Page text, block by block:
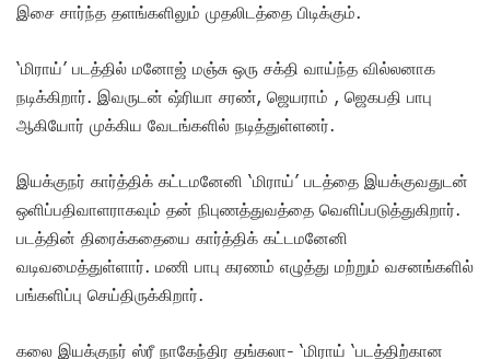
இசை சார்ந்த தளங்களிலும் முதலிடத்தை பிடிக்கும்.
‘மிராய்’ படத்தில் மனோஜ் மஞ்சு ஒரு சக்தி வாய்ந்த வில்லனாக
நடிக்கிறார். இவருடன் ஷ்ரியா சரண், ஜெயராம் , ஜெகபதி பாபு
ஆகியோர் முக்கிய வேடங்களில் நடித்துள்ளனர்.
இயக்குநர் கார்த்திக் கட்டமனேனி ‘மிராய்’ படத்தை இயக்குவதுடன்
ஒளிப்பதிவாளராகவும் தன் நிபுணத்துவத்தை வெளிப்படுத்துகிறார்.
படத்தின் திரைக்கதையை கார்த்திக் கட்டமனேனி
வடிவமைத்துள்ளார். மணி பாபு கரணம் எழுத்து மற்றும் வசனங்களில்
பங்களிப்பு செய்திருக்கிறார்.
கலை இயக்குநர் ஸ்ரீ நாகேந்திர தங்கலா- ‘மிராய் ‘படத்திற்கான